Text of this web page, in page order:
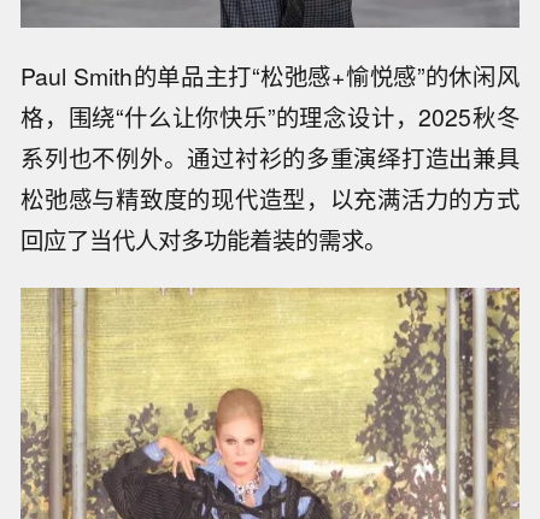
Paul Smith的单品主打“松弛感+愉悦感”的休闲风
格，围绕“什么让你快乐”的理念设计，2025秋冬
系列也不例外。通过衬衫的多重演绎打造出兼具
松弛感与精致度的现代造型，以充满活力的方式
回应了当代人对多功能着装的需求。